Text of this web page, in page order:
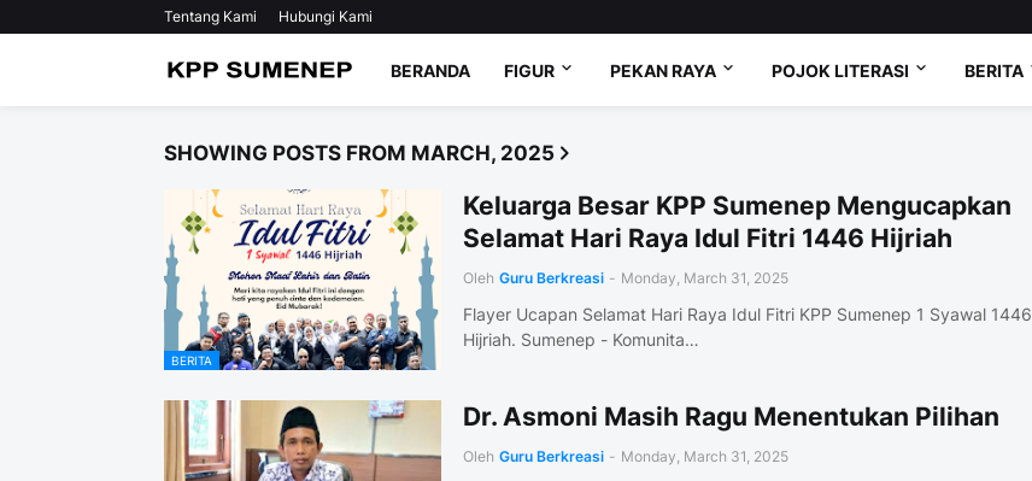
Tentang Kami Hubungi Kami
BERANDA FIGUR PEKAN RAYA POJOK LITERASI BERITA
SHOWING POSTS FROM MARCH, 2025
BERITA
Keluarga Besar KPP Sumenep Mengucapkan
Selamat Hari Raya Idul Fitri 1446 Hijriah
Oleh Guru Berkreasi - Monday, March 31, 2025
Flayer Ucapan Selamat Hari Raya Idul Fitri KPP Sumenep 1 Syawal 1446
Hijriah. Sumenep - Komunita…
Dr. Asmoni Masih Ragu Menentukan Pilihan
Oleh Guru Berkreasi - Monday, March 31, 2025